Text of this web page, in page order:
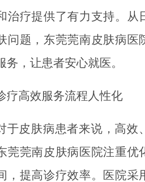
治疗提供了有力支持。从
问题，东莞莞南皮肤病医
务，让患者安心就医。
疗高效服务流程人性化
于皮肤病患者来说，高效
莞莞南皮肤病医院注重优
，提高诊疗效率。医院采